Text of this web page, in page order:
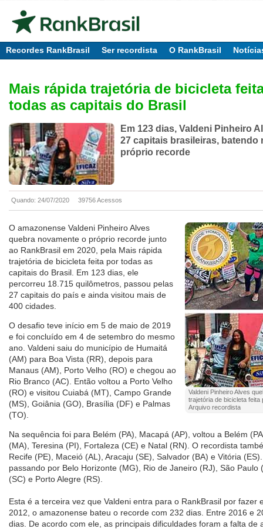
Recordes RankBrasil Ser recordista O RankBrasil
Mais rápida trajetória de bicicleta
todas as capitais do Brasil
Em 123 dias, Valdeni Pinheiro
27 capitais brasileiras, batendo
próprio recorde
Quando: 24/07/2020 39756 Acessos
Valdeni Pinheiro Alves
trajetória de bicicleta
Arquivo recordista
O amazonense Valdeni Pinheiro Alves
quebra novamente o próprio recorde junto
ao RankBrasil em 2020, pela Mais rápida
trajetória de bicicleta feita por todas as
capitais do Brasil. Em 123 dias, ele
percorreu 18.715 quilômetros, passou pelas
27 capitais do país e ainda visitou mais de
400 cidades.
O desafio teve início em 5 de maio de 2019
e foi concluído em 4 de setembro do mesmo
ano. Valdeni saiu do município de Humaitá
(AM) para Boa Vista (RR), depois para
Manaus (AM), Porto Velho (RO) e chegou ao
Rio Branco (AC). Então voltou a Porto Velho
(RO) e visitou Cuiabá (MT), Campo Grande
(MS), Goiânia (GO), Brasília (DF) e Palmas
(TO).
Na sequência foi para Belém (PA), Macapá (AP), voltou a Belém
(MA), Teresina (PI), Fortaleza (CE) e Natal (RN). O recordista
Recife (PE), Maceió (AL), Aracaju (SE), Salvador (BA) e Vitória
passando por Belo Horizonte (MG), Rio de Janeiro (RJ), São Paulo
(SC) e Porto Alegre (RS).
Esta é a terceira vez que Valdeni entra para o RankBrasil por fazer
2012, o amazonense bateu o recorde com 232 dias. Entre 2016 e
dias. De acordo com ele, as principais dificuldades foram a falta de